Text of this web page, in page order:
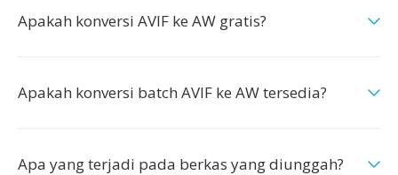
Apakah konversi AVIF ke AW gratis?
Apakah konversi batch AVIF ke AW tersedia?
Apa yang terjadi pada berkas yang diunggah?